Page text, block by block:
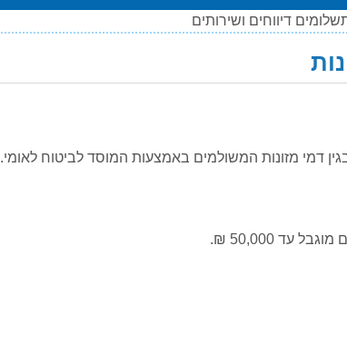
דמי מזונות המשולמים באמצעות המוסד לביטוח לאומי.
מוגבל עד 50,000
₪.